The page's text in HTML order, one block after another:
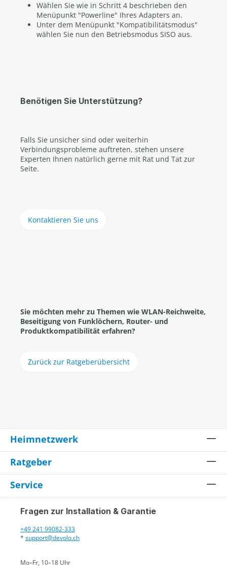
Wählen Sie wie in Schritt 4 beschrieben den
Menüpunkt "Powerline" Ihres Adapters an.
Unter dem Menüpunkt "Kompatibilitätsmodus"
wählen Sie nun den Betriebsmodus SISO aus.
Benötigen Sie Unterstützung?
Falls Sie unsicher sind oder weiterhin
Verbindungsprobleme auftreten, stehen unsere
Experten Ihnen natürlich gerne mit Rat und Tat zur
Seite.
Kontaktieren Sie uns
Sie möchten mehr zu Themen wie WLAN-Reichweite,
Beseitigung von Funklöchern, Router- und
Produktkompatibilität erfahren?
Zurück zur Ratgeberübersicht
Heimnetzwerk
Ratgeber
Service
Fragen zur Installation & Garantie
+49 241 99082-333
* support@devolo.ch
Mo–Fr, 10–18 Uhr